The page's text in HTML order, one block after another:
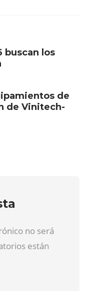
buscan los
de
de Vinitech-
no será
están